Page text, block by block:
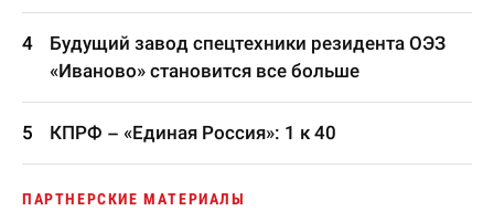
Будущий завод спецтехники резидента ОЭЗ
«Иваново» становится все больше
КПРФ – «Единая Россия»: 1 к 40
ПАРТНЕРСКИЕ МАТЕРИАЛЫ